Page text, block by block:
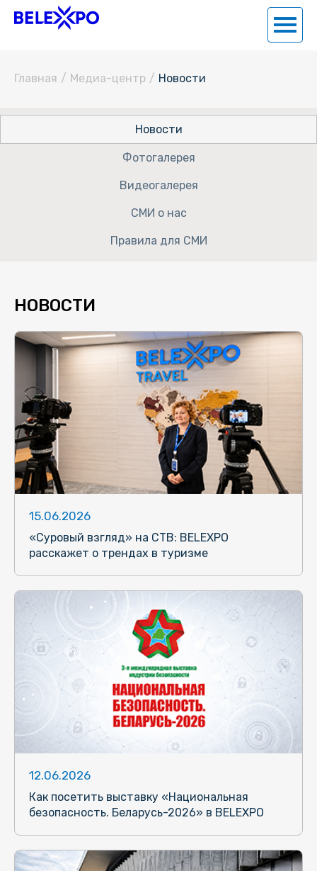
Главная / Медиа-центр / Новости
Новости
Фотогалерея
Видеогалерея
СМИ о нас
Правила для СМИ
НОВОСТИ
15.06.2026
«Суровый взгляд» на СТВ: BELEXPO
расскажет о трендах в туризме
12.06.2026
Как посетить выставку «Национальная
безопасность. Беларусь-2026» в BELEXPO